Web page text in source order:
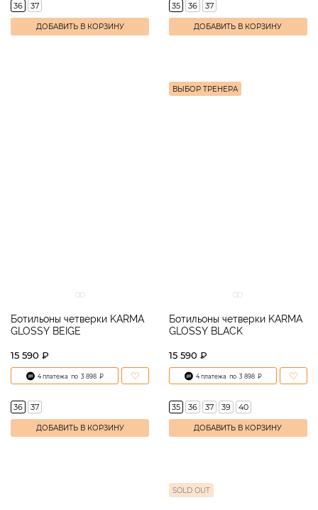
36 37
ДОБАВИТЬ В КОРЗИНУ
35 36 37
ДОБАВИТЬ В КОРЗИНУ
Ботильоны четверки KARMA
GLOSSY BEIGE
15 590 ₽
4 платежа по 3 898 ₽
36 37
ДОБАВИТЬ В КОРЗИНУ
ВЫБОР ТРЕНЕРА
Ботильоны четверки KARMA
GLOSSY BLACK
15 590 ₽
4 платежа по 3 898 ₽
35 36 37 39 40
ДОБАВИТЬ В КОРЗИНУ
SOLD OUT